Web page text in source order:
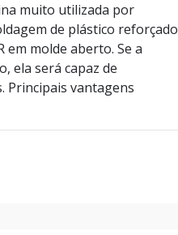
muito utilizada por
de plástico reforçado
molde aberto. Se a
ela será capaz de
Principais vantagens